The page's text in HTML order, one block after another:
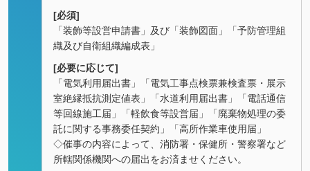
[必須]
「装飾等設営申請書」及び「装飾図面」「予防管理組
織及び自衛組織編成表」
[必要に応じて]
「電気利用届出書」「電気工事点検票兼検査票・展示
室絶縁抵抗測定値表」「水道利用届出書」「電話通信
等回線施工届」
「軽飲食等設営届」「廃棄物処理の委
託に関する事務委任契約」「高所作業車使用届」
◇催事の内容によって、消防署・保健所・警察署など
所轄関係機関への届出をお済ませください。